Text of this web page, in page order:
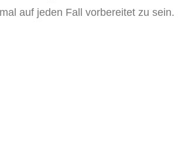
auf jeden Fall vorbereitet zu sein.